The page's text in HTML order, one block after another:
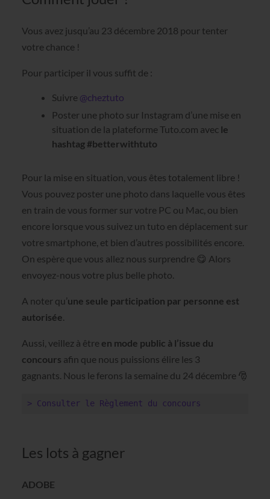
Vous avez jusqu’au 23 décembre 2018 pour tenter
votre chance !
Pour participer il vous suffit de :
Suivre @cheztuto
Poster une photo sur Instagram d’une mise en
situation de la plateforme Tuto.com avec le
hashtag #betterwithtuto
Pour la mise en situation, vous êtes totalement libre !
Vous pouvez poster une photo dans laquelle vous êtes
en train de vous former sur votre PC ou Mac, ou bien
encore lorsque vous suivez un tuto en déplacement sur
votre smartphone, et bien d’autres possibilités encore.
On espère que vous allez nous surprendre 😋 Alors
envoyez-nous votre plus belle photo.
A noter qu’une seule participation par personne est
autorisée.
Aussi, veillez à être en mode public à l’issue du
concours afin que nous puissions élire les 3
gagnants. Nous le ferons la semaine du 24 décembre 🎅
> Consulter le Règlement du concours
Les lots à gagner
ADOBE